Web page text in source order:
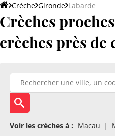
Crèche Gironde Labarde
Crèches
crèches près de
Voir les crèches à : Macau